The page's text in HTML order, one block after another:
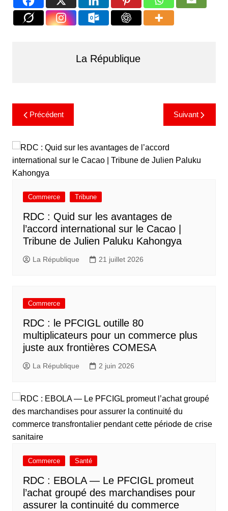
La République
Précédent Suivant
Commerce Tribune
RDC : Quid sur les avantages de
l’accord international sur le Cacao |
Tribune de Julien Paluku Kahongya
La République 21 juillet 2026
Commerce
RDC : le PFCIGL outille 80
multiplicateurs pour un commerce plus
juste aux frontières COMESA
La République 2 juin 2026
Commerce Santé
RDC : EBOLA — Le PFCIGL promeut
l’achat groupé des marchandises pour
assurer la continuité du commerce